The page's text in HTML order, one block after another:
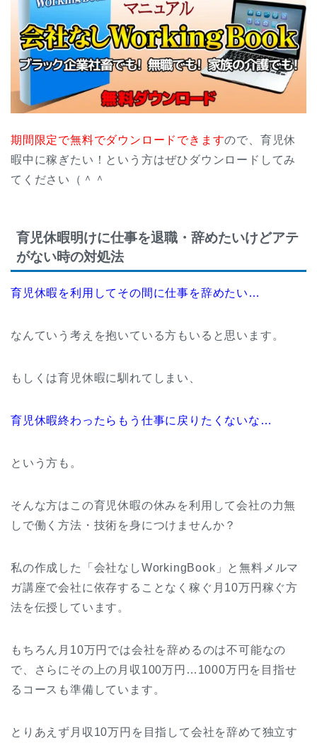
期間限定で無料でダウンロードできますので、育児休
暇中に稼ぎたい！という方はぜひダウンロードしてみ
てください（＾＾
育児休暇明けに仕事を退職・辞めたいけどアテ
がない時の対処法
育児休暇を利用してその間に仕事を辞めたい…
なんていう考えを抱いている方もいると思います。
もしくは育児休暇に馴れてしまい、
育児休暇終わったらもう仕事に戻りたくないな…
という方も。
そんな方はこの育児休暇の休みを利用して会社の力無
しで働く方法・技術を身につけませんか？
私の作成した「会社なしWorkingBook」と無料メルマ
ガ講座で会社に依存することなく稼ぐ月10万円稼ぐ方
法を伝授しています。
もちろん月10万円では会社を辞めるのは不可能なの
で、さらにその上の月収100万円…1000万円を目指せ
るコースも準備しています。
とりあえず月収10万円を目指して会社を辞めて独立す